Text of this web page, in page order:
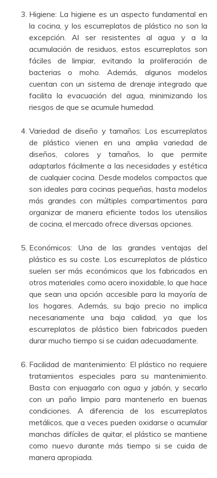
Higiene: La higiene es un aspecto fundamental en
la cocina, y los escurreplatos de plástico no son la
excepción. Al ser resistentes al agua y a la
acumulación de residuos, estos escurreplatos son
fáciles de limpiar, evitando la proliferación de
bacterias o moho. Además, algunos modelos
cuentan con un sistema de drenaje integrado que
facilita la evacuación del agua, minimizando los
riesgos de que se acumule humedad.
Variedad de diseño y tamaños: Los escurreplatos
de plástico vienen en una amplia variedad de
diseños, colores y tamaños, lo que permite
adaptarlos fácilmente a las necesidades y estética
de cualquier cocina. Desde modelos compactos que
son ideales para cocinas pequeñas, hasta modelos
más grandes con múltiples compartimentos para
organizar de manera eficiente todos los utensilios
de cocina, el mercado ofrece diversas opciones.
Económicos: Una de las grandes ventajas del
plástico es su coste. Los escurreplatos de plástico
suelen ser más económicos que los fabricados en
otros materiales como acero inoxidable, lo que hace
que sean una opción accesible para la mayoría de
los hogares. Además, su bajo precio no implica
necesariamente una baja calidad, ya que los
escurreplatos de plástico bien fabricados pueden
durar mucho tiempo si se cuidan adecuadamente.
Facilidad de mantenimiento: El plástico no requiere
tratamientos especiales para su mantenimiento.
Basta con enjuagarlo con agua y jabón, y secarlo
con un paño limpio para mantenerlo en buenas
condiciones. A diferencia de los escurreplatos
metálicos, que a veces pueden oxidarse o acumular
manchas difíciles de quitar, el plástico se mantiene
como nuevo durante más tiempo si se cuida de
manera apropiada.